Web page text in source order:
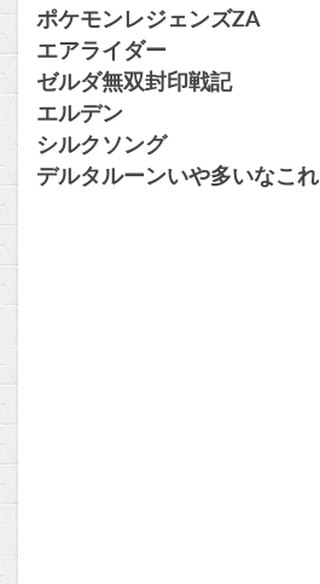
ポケモンレジェンズZA
エアライダー
ゼルダ無双封印戦記
エルデン
シルクソング
デルタルーンいや多いなこれ